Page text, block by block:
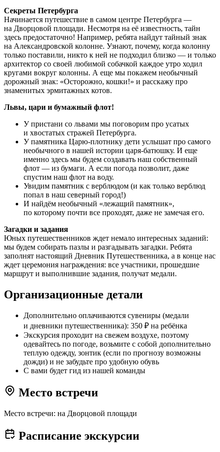
Секреты Петербурга
Начинается путешествие в самом центре Петербурга —
на Дворцовой площади. Несмотря на её известность, тайн
здесь предостаточно! Например, ребята найдут тайный знак
на Александровской колонне. Узнают, почему, когда колонну
только поставили, никто к ней не подходил близко — и только
архитектор со своей любимой собачкой каждое утро ходил
кругами вокруг колонны. А еще мы покажем необычный
дорожный знак: «Осторожно, кошки!» и расскажу про
знаменитых эрмитажных котов.
Львы, цари и бумажный флот!
У пристани со львами мы поговорим про усатых
и хвостатых стражей Петербурга.
У памятника Царю-плотнику дети услышат про самого
необычного в нашей истории царя-батюшку. И еще
именно здесь мы будем создавать наш собственный
флот — из бумаги. А если погода позволит, даже
спустим наш флот на воду.
Увидим памятник с верблюдом (и как только верблюд
попал в наш северный город!)
И найдём необычный «лежащий памятник»,
по которому почти все проходят, даже не замечая его.
Загадки и задания
Юных путешественников ждет немало интересных заданий:
мы будем собирать пазлы и разгадывать загадки. Ребята
заполнят настоящий Дневник Путешественника, а в конце нас
ждет церемония награждения: все участники, прошедшие
маршрут и выполнившие задания, получат медали.
Организационные детали
Дополнительно оплачиваются сувениры (медали
и дневники путешественника): 350 ₽ на ребёнка
Экскурсия проходит на свежем воздухе, поэтому
одевайтесь по погоде, возьмите с собой дополнительно
теплую одежду, зонтик (если по прогнозу возможны
дожди) и не забудьте про удобную обувь
С вами будет гид из нашей команды
Место встречи
Место встречи: на Дворцовой площади
Расписание экскурсии